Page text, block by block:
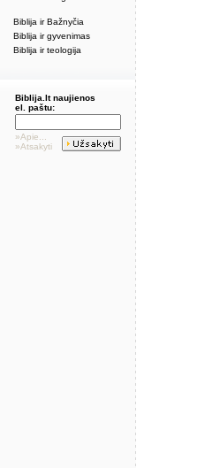
Biblija ir Bažnyčia
Biblija ir gyvenimas
Biblija ir teologija
Biblija.lt naujienos
el. paštu:
»Apie...
»Atsakyti